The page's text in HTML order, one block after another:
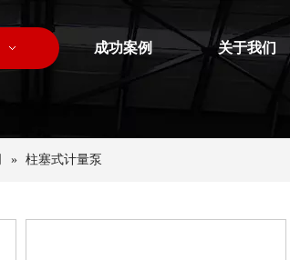
成功案例 关于我们
» 柱塞式计量泵